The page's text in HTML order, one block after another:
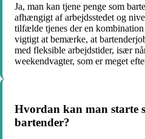
Ja, man kan tjene penge som
afhængigt af arbejdsstedet og
tilfælde tjenes der en
vigtigt at bemærke, at
med fleksible arbejdstider, især
weekendvagter, som er meget
Hvordan kan man starte
bartender?